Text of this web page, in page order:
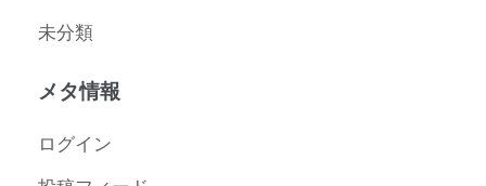
未分類
メタ情報
ログイン